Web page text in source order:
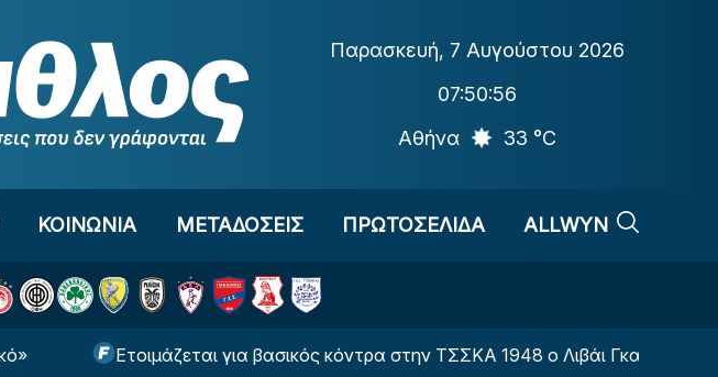
Παρασκευή, 7 Αυγούστου 2026
07:50:57
Αθήνα
33 °C
ΚΟΙΝΩΝΙΑ ΜΕΤΑΔΟΣΕΙΣ ΠΡΩΤΟΣΕΛΙΔΑ ALLWYN
Ετοιμάζεται για βασικός κόντρα στην ΤΣΣΚΑ 1948 ο Λιβάι Γκαρσία